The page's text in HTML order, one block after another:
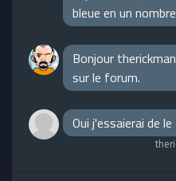
bleue en un
Bonjour
sur le forum.
Oui j'essaierai de